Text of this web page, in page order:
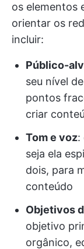
os elementos
orientar os
incluir:
Público-
seu nível
pontos
criar
Tom e voz:
seja ela
dois, para
conteúdo
Objetivos
objetivo
orgânico,